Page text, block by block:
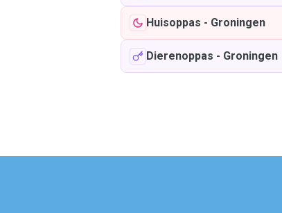
Huisoppas - Groningen
Dierenoppas - Groningen